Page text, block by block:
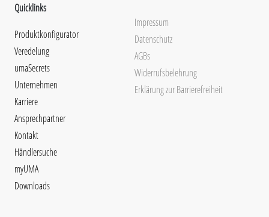
Quicklinks
Produktkonfigurator
Veredelung
umaSecrets
Unternehmen
Karriere
Ansprechpartner
Kontakt
Händlersuche
myUMA
Downloads
Impressum
Datenschutz
AGBs
Widerrufsbelehrung
Erklärung zur Barrierefreiheit